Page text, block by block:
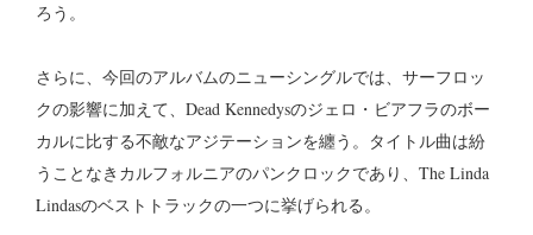
ろう。
さらに、今回のアルバムのニューシングルでは、サーフロッ
クの影響に加えて、Dead Kennedysのジェロ・ビアフラのボー
カルに比する不敵なアジテーションを纏う。タイトル曲は紛
うことなきカルフォルニアのパンクロックであり、The Linda
Lindasのベストトラックの一つに挙げられる。